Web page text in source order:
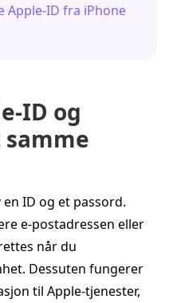
Apple‑ID fra iPhone
og
samme
en ID og et passord.
e‑postadressen eller
når du
Dessuten fungerer
til Apple‑tjenester,